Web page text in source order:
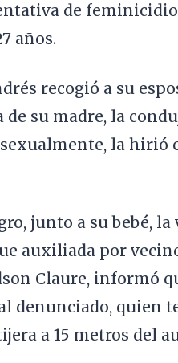
de
años.
recogió a su
de su madre, la
la hirió
junto a su bebé,
auxiliada por
Claure, informó
denunciado, quien
a 15 metros del